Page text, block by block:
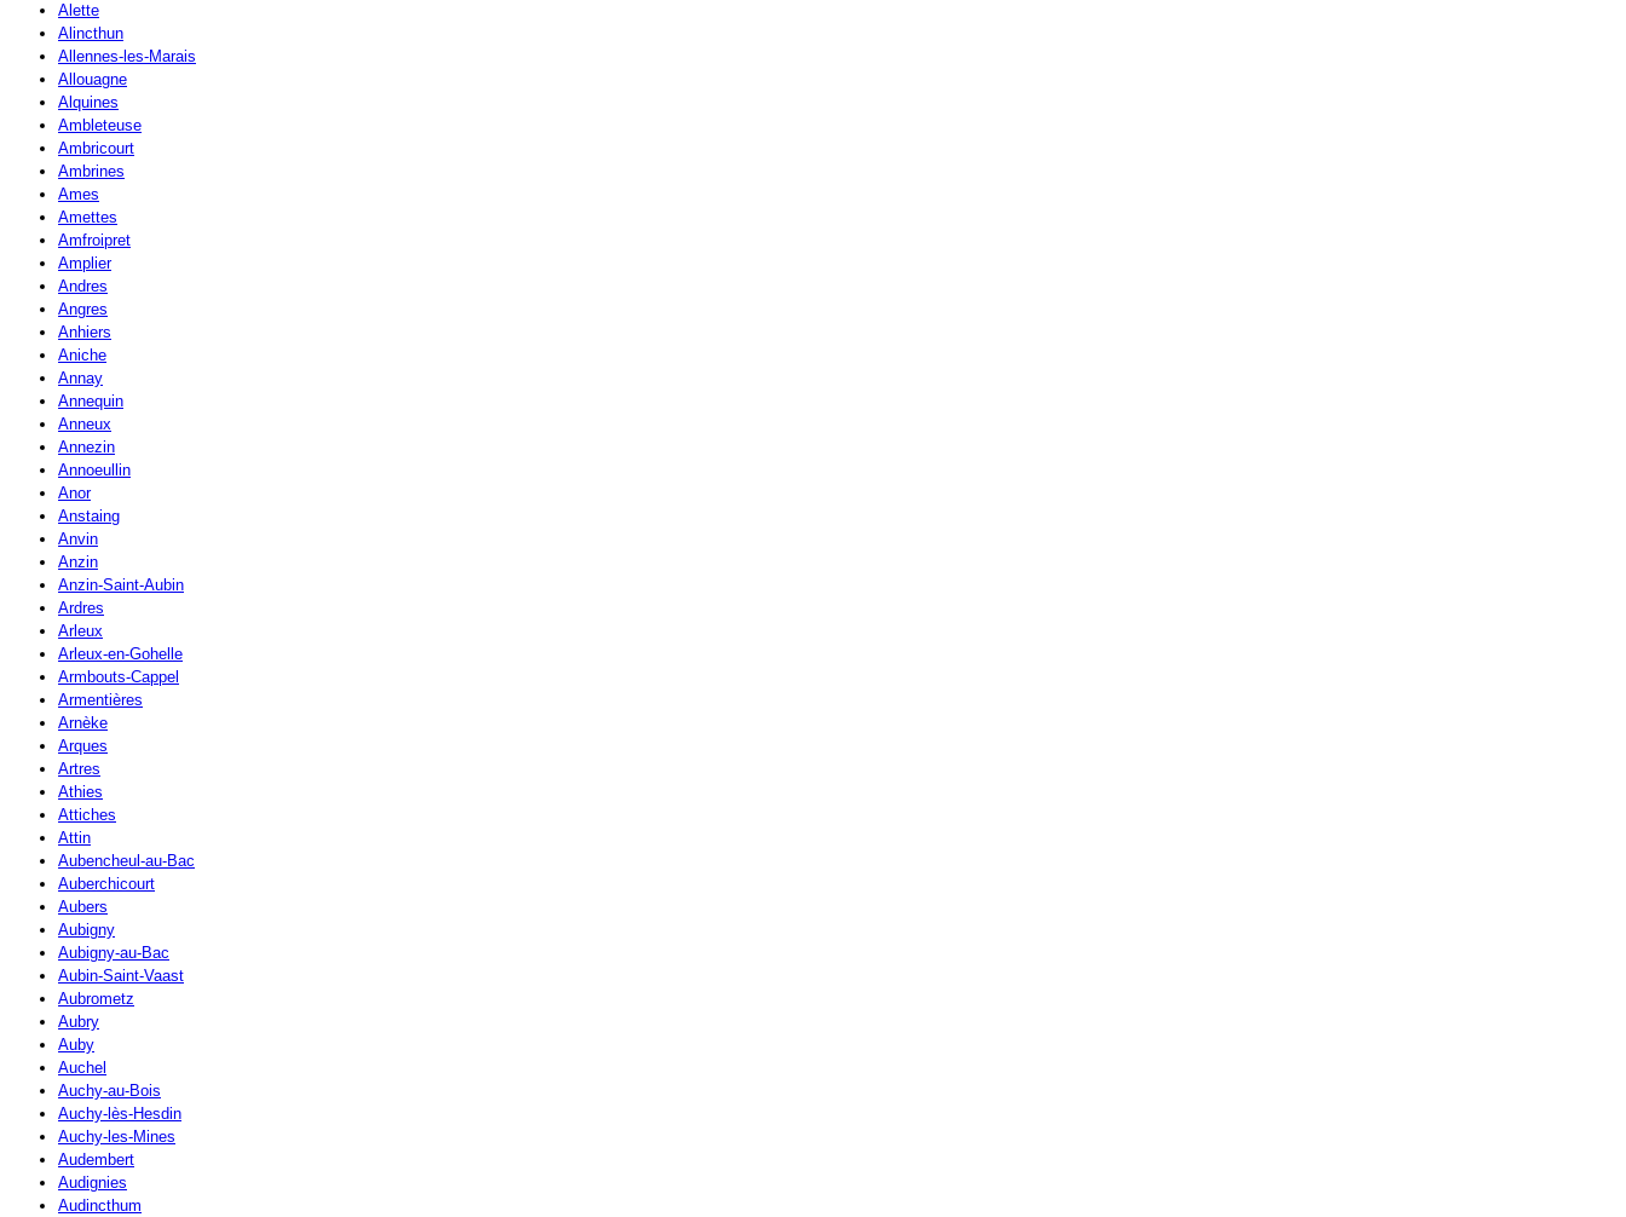
Alette
Alincthun
Allennes-les-Marais
Allouagne
Alquines
Ambleteuse
Ambricourt
Ambrines
Ames
Amettes
Amfroipret
Amplier
Andres
Angres
Anhiers
Aniche
Annay
Annequin
Anneux
Annezin
Annoeullin
Anor
Anstaing
Anvin
Anzin
Anzin-Saint-Aubin
Ardres
Arleux
Arleux-en-Gohelle
Armbouts-Cappel
Armentières
Arnèke
Arques
Artres
Athies
Attiches
Attin
Aubencheul-au-Bac
Auberchicourt
Aubers
Aubigny
Aubigny-au-Bac
Aubin-Saint-Vaast
Aubrometz
Aubry
Auby
Auchel
Auchy-au-Bois
Auchy-lès-Hesdin
Auchy-les-Mines
Audembert
Audignies
Audincthum